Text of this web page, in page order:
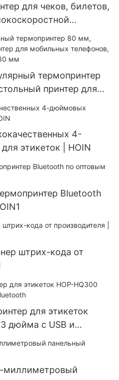
для чеков, билетов,
штрихкодов для
термопринтер
принтер для
настольный
4-
этикеток | HOIN
Bluetooth
штрих-кода от
для этикеток
дюйма с USB и
миллиметровый